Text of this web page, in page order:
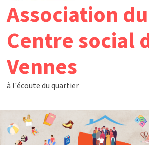
Association du
Centre social
Vennes
à l'écoute du quartier